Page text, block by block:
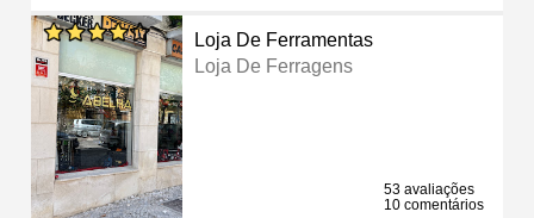
Loja De Ferramentas
Loja De Ferragens
53 avaliações
10 comentários